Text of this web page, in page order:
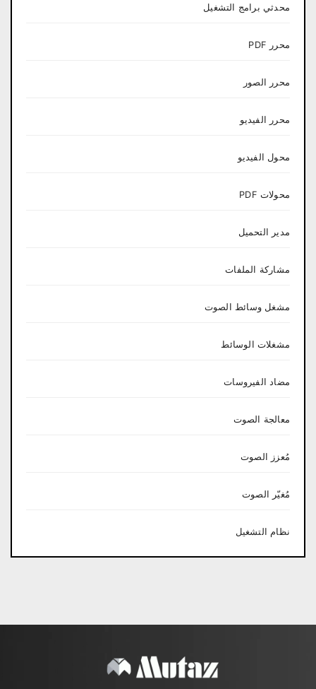
محدثي برامج التشغيل
محرر PDF
محرر الصور
محرر الفيديو
محول الفيديو
محولات PDF
مدير التحميل
مشاركة الملفات
مشغل وسائط الصوت
مشغلات الوسائط
مضاد الفيروسات
معالجة الصوت
مُعزز الصوت
مُغيّر الصوت
نظام التشغيل